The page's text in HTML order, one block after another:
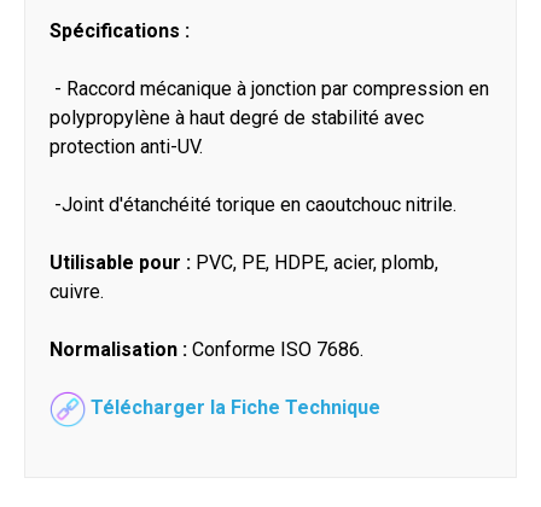
Spécifications :
- Raccord mécanique à jonction par compression en
polypropylène à haut degré de stabilité avec
protection anti-UV.
-Joint d'étanchéité torique en caoutchouc nitrile.
Utilisable pour : PVC, PE, HDPE, acier, plomb,
cuivre.
Normalisation : Conforme ISO 7686.
Télécharger la Fiche Technique